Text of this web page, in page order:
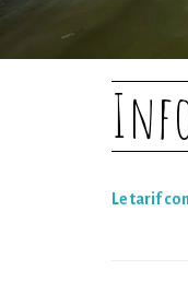
Le tarif